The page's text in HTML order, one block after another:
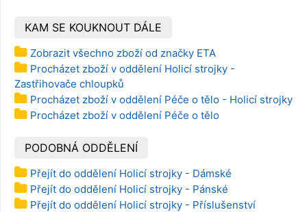
KAM SE KOUKNOUT DÁLE
Zobrazit všechno zboží od značky ETA
Procházet zboží v oddělení Holicí strojky -
Zastřihovače chloupků
Procházet zboží v oddělení Péče o tělo - Holicí strojky
Procházet zboží v oddělení Péče o tělo
PODOBNÁ ODDĚLENÍ
Přejít do oddělení Holicí strojky - Dámské
Přejít do oddělení Holicí strojky - Pánské
Přejít do oddělení Holicí strojky - Příslušenství